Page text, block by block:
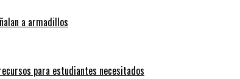
a armadillos
para estudiantes necesitados